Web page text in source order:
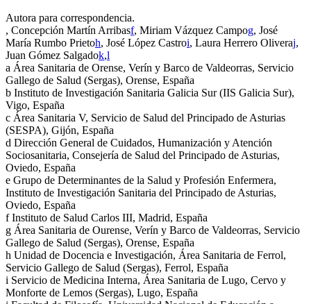
Autora para correspondencia.
, Concepción Martín Arribasf, Miriam Vázquez Campog, José
María Rumbo Prietoh, José López Castroi, Laura Herrero Oliveraj,
Juan Gómez Salgadok,l
a Área Sanitaria de Orense, Verín y Barco de Valdeorras, Servicio
Gallego de Salud (Sergas), Orense, España
b Instituto de Investigación Sanitaria Galicia Sur (IIS Galicia Sur),
Vigo, España
c Área Sanitaria V, Servicio de Salud del Principado de Asturias
(SESPA), Gijón, España
d Dirección General de Cuidados, Humanización y Atención
Sociosanitaria, Consejería de Salud del Principado de Asturias,
Oviedo, España
e Grupo de Determinantes de la Salud y Profesión Enfermera,
Instituto de Investigación Sanitaria del Principado de Asturias,
Oviedo, España
fInstituto de Salud Carlos III, Madrid, España
g Área Sanitaria de Ourense, Verín y Barco de Valdeorras, Servicio
Gallego de Salud (Sergas), Orense, España
h Unidad de Docencia e Investigación, Área Sanitaria de Ferrol,
Servicio Gallego de Salud (Sergas), Ferrol, España
i Servicio de Medicina Interna, Área Sanitaria de Lugo, Cervo y
Monforte de Lemos (Sergas), Lugo, España